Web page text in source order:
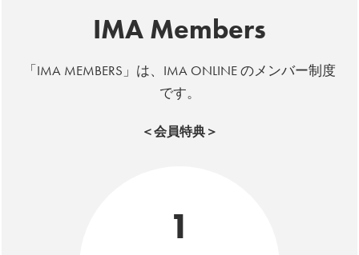
IMA Members
「IMA MEMBERS」は、IMA ONLINE のメンバー制度
です。
＜会員特典＞
1